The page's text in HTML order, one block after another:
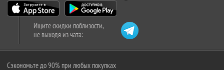
Ищите скидки поблизости,
не выходя из чата:
Сэкономьте до 90% при любых покупках